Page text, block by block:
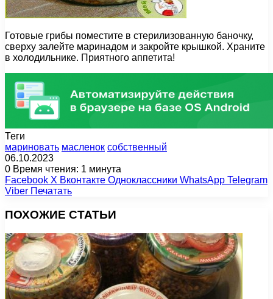
Готовые грибы поместите в стерилизованную баночку,
сверху залейте маринадом и закройте крышкой. Храните
в холодильнике. Приятного аппетита!
Теги
мариновать масленок собственный
06.10.2023
0 Время чтения: 1 минута
Facebook X Вконтакте Одноклассники WhatsApp Telegram
Viber Печатать
ПОХОЖИЕ СТАТЬИ